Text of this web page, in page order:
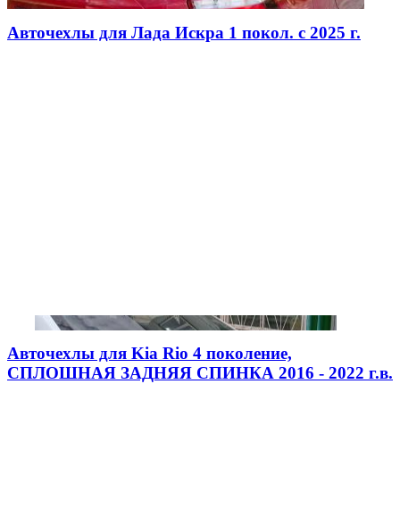
Авточехлы для Лада Искра 1 покол. с 2025 г.
Авточехлы для Kia Rio 4 поколение,
СПЛОШНАЯ ЗАДНЯЯ СПИНКА 2016 - 2022 г.в.